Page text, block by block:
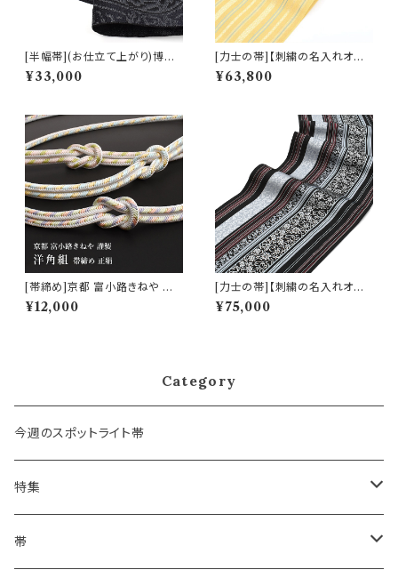
[半幅帯](お仕立て上がり)博多
織 名門 黒木織物 謹製 ダマスク
文様 正絹 麻 日本製(商品番号:
¥33,000
[力士の帯]【刺繍の名入れオプ
ション有】博多帯(夏用) 黒木織
物 謹製 紗献上『薄檸檬』五献上
¥63,800
[帯締め]京都 富小路きねや 謹
製 洋角組 正絹 日本製 (商品番
号:14755)
¥12,000
[力士の帯]【刺繍の名入れオプ
ション有】博多織 黒木織物 謹製
小唐花 金印 正絹 日本製 力士
¥75,000
Category
今週のスポットライト帯
特集
浴衣にも！夏の帯揚げ
帯